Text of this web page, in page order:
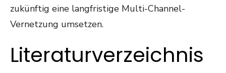
zukünftig eine langfristige Multi-Channel-
Vernetzung umsetzen.
Literaturverzeichnis